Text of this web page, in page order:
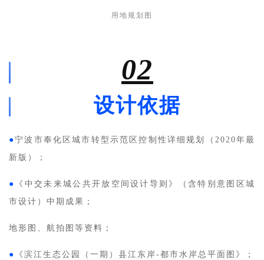
用地规划图
02
设计依据
●宁波市奉化区城市转型示范区控制性详细规划（2020年最
新版）；
●
《中交未来城公共开放空间设计导则》（含特别意图区城
市设计）中期成果；
地形图、航拍图等资料；
● 《滨江生态公园（一期）县江东岸-都市水岸总平面图》；